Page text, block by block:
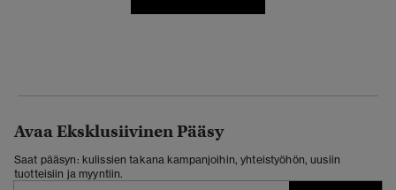
Avaa Eksklusiivinen Pääsy
Saat pääsyn: kulissien takana kampanjoihin, yhteistyöhön, uusiin
tuotteisiin ja myyntiin.